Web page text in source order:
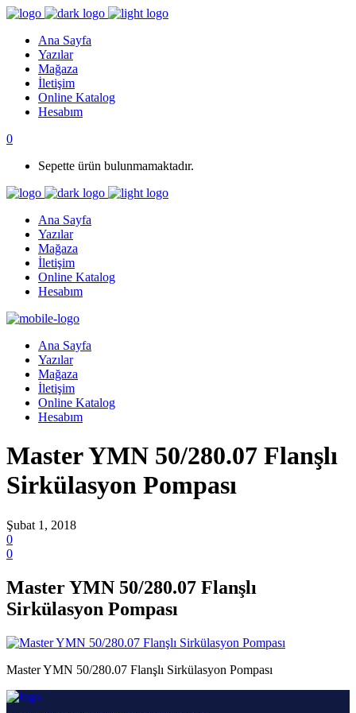
Ana Sayfa
Yazılar
Mağaza
İletişim
Online Katalog
Hesabım
0
Sepette ürün bulunmamaktadır.
Ana Sayfa
Yazılar
Mağaza
İletişim
Online Katalog
Hesabım
Ana Sayfa
Yazılar
Mağaza
İletişim
Online Katalog
Hesabım
Master YMN 50/280.07 Flanşlı
Sirkülasyon Pompası
Şubat 1, 2018
0
0
Master YMN 50/280.07 Flanşlı
Sirkülasyon Pompası
Master YMN 50/280.07 Flanşlı Sirkülasyon Pompası